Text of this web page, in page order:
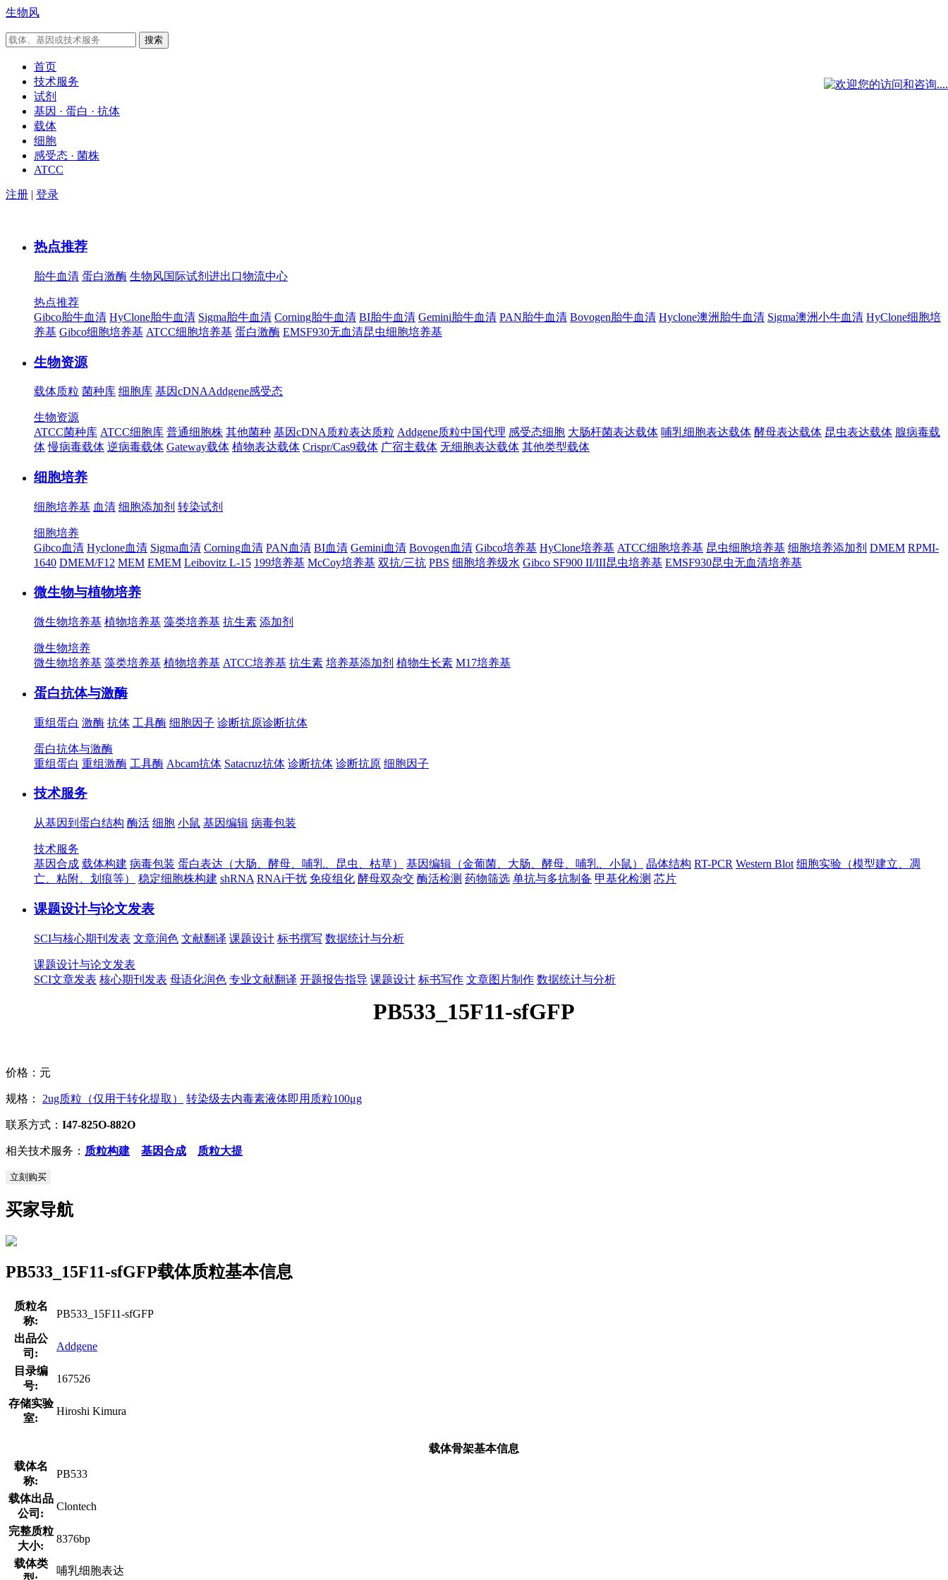
生物风
首页
技术服务
试剂
基因 · 蛋白 · 抗体
载体
细胞
感受态 · 菌株
ATCC
注册 | 登录
热点推荐
胎牛血清 蛋白激酶 生物风国际试剂进出口物流中心
热点推荐
Gibco胎牛血清 HyClone胎牛血清 Sigma胎牛血清 Corning胎牛血清 BI胎牛血清 Gemini胎牛血清 PAN胎牛血清 Bovogen胎牛血清 Hyclone澳洲胎牛血清 Sigma澳洲小牛血清 HyClone细胞培
养基 Gibco细胞培养基 ATCC细胞培养基 蛋白激酶 EMSF930无血清昆虫细胞培养基
生物资源
载体质粒 菌种库 细胞库 基因cDNAAddgene感受态
生物资源
ATCC菌种库 ATCC细胞库 普通细胞株 其他菌种 基因cDNA质粒表达质粒 Addgene质粒中国代理 感受态细胞 大肠杆菌表达载体 哺乳细胞表达载体 酵母表达载体 昆虫表达载体 腺病毒载
体 慢病毒载体 逆病毒载体 Gateway载体 植物表达载体 Crispr/Cas9载体 广宿主载体 无细胞表达载体 其他类型载体
细胞培养
细胞培养基 血清 细胞添加剂 转染试剂
细胞培养
Gibco血清 Hyclone血清 Sigma血清 Corning血清 PAN血清 BI血清 Gemini血清 Bovogen血清 Gibco培养基 HyClone培养基 ATCC细胞培养基 昆虫细胞培养基 细胞培养添加剂 DMEM RPMI-
1640 DMEM/F12 MEM EMEM Leibovitz L-15 199培养基 McCoy培养基 双抗/三抗 PBS 细胞培养级水 Gibco SF900 II/III昆虫培养基 EMSF930昆虫无血清培养基
微生物与植物培养
微生物培养基 植物培养基 藻类培养基 抗生素 添加剂
微生物培养
微生物培养基 藻类培养基 植物培养基 ATCC培养基 抗生素 培养基添加剂 植物生长素 M17培养基
蛋白抗体与激酶
重组蛋白 激酶 抗体 工具酶 细胞因子 诊断抗原诊断抗体
蛋白抗体与激酶
重组蛋白 重组激酶 工具酶 Abcam抗体 Satacruz抗体 诊断抗体 诊断抗原 细胞因子
技术服务
从基因到蛋白结构 酶活 细胞 小鼠 基因编辑 病毒包装
技术服务
基因合成 载体构建 病毒包装 蛋白表达（大肠、酵母、哺乳、昆虫、枯草） 基因编辑（金葡菌、大肠、酵母、哺乳、小鼠） 晶体结构 RT-PCR Western Blot 细胞实验（模型建立、凋
亡、粘附、划痕等）
稳定细胞株构建 shRNA RNAi干扰 免疫组化 酵母双杂交 酶活检测 药物筛选 单抗与多抗制备 甲基化检测 芯片
课题设计与论文发表
SCI与核心期刊发表 文章润色 文献翻译 课题设计 标书撰写 数据统计与分析
课题设计与论文发表
SCI文章发表 核心期刊发表 母语化润色 专业文献翻译 开题报告指导 课题设计 标书写作 文章图片制作 数据统计与分析
PB533_15F11-sfGFP
价格： 元
规格： 2ug质粒（仅用于转化提取） 转染级去内毒素液体即用质粒100μg
联系方式： I47-825O-882O
相关技术服务： 质粒构建 基因合成 质粒大提
立刻购买
买家导航
PB533_15F11-sfGFP载体质粒基本信息
质粒名
称:
PB533_15F11-sfGFP
出品公
司:
Addgene
目录编
号:
167526
存储实验
室:
Hiroshi Kimura
载体骨架基本信息
载体名
称:
PB533
载体出品
公司:
Clontech
完整质粒
大小:
8376bp
载体类
哺乳细胞表达